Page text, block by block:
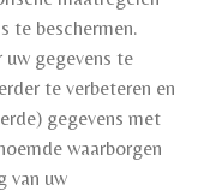
te beschermen.
gegevens te
te verbeteren en
gegevens met
waarborgen
van uw